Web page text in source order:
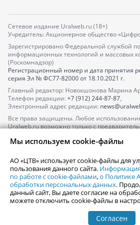
Сетевое издание Uralweb.ru (18+)
Учредитель: Акционерное общество
Зарегистрировано Федеральной службой
информационных технологий и массовых
(Роскомнадзор)
Регистрационный номер и дата принятия
серия Эл № ФС77-82000от 18.10.2021 г.
Главный редактор: Новокшонова Марина
Телефон редакции: +7 (912) 244-87-87,
Электронный адрес редакции:
Все права защищены. Любое
Uralweb.ru возможно только с
По вопросам размещения рекламы
По вопросам размещения информации в
afisha@uralweb.ru
Пользовательское соглашение на
Политика АО «ЦТВ» в отношении
Мы используем cookie-файлы
АО «ЦТВ» использует cookie-файлы для
пользования данного сайта.
по работе с cookie-файлами,о Политике
обработки персональных данных.
данный сайт, Вы даете согласие на
можете отключить cookie-файлы в
Согласен